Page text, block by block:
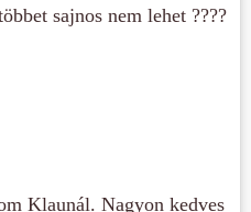
sajnos nem lehet ????
Klaunál. Nagyon kedves